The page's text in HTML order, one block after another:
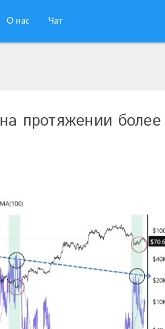
О нас Чат
протяжении более